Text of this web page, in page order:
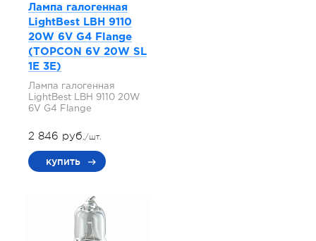
Лампа галогенная
LightBest LBH 9110
20W 6V G4 Flange
(TOPCON 6V 20W SL
1E 3E)
Лампа галогенная
LightBest LBH 9110 20W
6V G4 Flange
2 846 руб./шт.
купить